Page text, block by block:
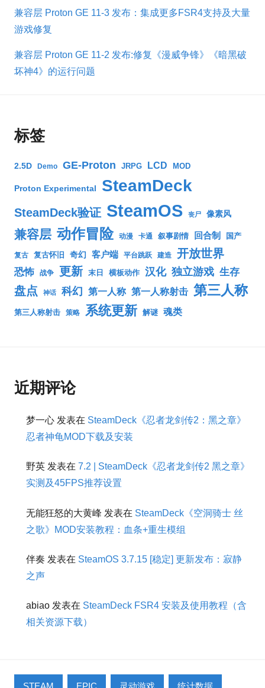
兼容层 Proton GE 11-3 发布：集成更多FSR4支持及大量
游戏修复
兼容层 Proton GE 11-2 发布:修复《漫威争锋》《暗黑破
坏神4》的运行问题
标签
2.5D Demo GE-Proton JRPG LCD MOD
Proton Experimental SteamDeck
SteamDeck验证 SteamOS 丧尸 像素风
兼容层 动作冒险 动漫 卡通 叙事剧情 回合制 国产
复古 复古怀旧 奇幻 客户端 平台跳跃 建造 开放世界
恐怖 战争 更新 末日 横板动作 汉化 独立游戏 生存
盘点 神话 科幻 第一人称 第一人称射击 第三人称
第三人称射击 策略 系统更新 解谜 魂类
近期评论
梦一心 发表在 SteamDeck《忍者龙剑传2：黑之章》
忍者神龟MOD下载及安装
野英 发表在 7.2 | SteamDeck《忍者龙剑传2 黑之章》
实测及45FPS推荐设置
无能狂怒的大黄峰 发表在 SteamDeck《空洞骑士 丝
之歌》MOD安装教程：血条+重生模组
伴奏 发表在 SteamOS 3.7.15 [稳定] 更新发布：寂静
之声
abiao 发表在 SteamDeck FSR4 安装及使用教程（含
相关资源下载）
STEAM EPIC 灵动游戏 统计数据